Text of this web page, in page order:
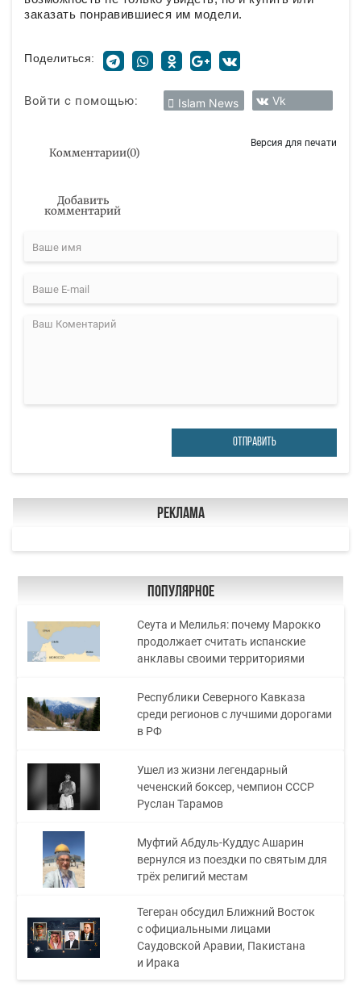
заказать понравившиеся им модели.
Поделиться:
Войти с помощью: Islam News Vk
Комментарии(0)
Версия для печати
Добавить
комментарий
ОТПРАВИТЬ
Реклама
Популярное
Сеута и Мелилья: почему Марокко
продолжает считать испанские
анклавы своими территориями
Республики Северного Кавказа
среди регионов с лучшими дорогами
в РФ
Ушел из жизни легендарный
чеченский боксер, чемпион СССР
Руслан Тарамов
Муфтий Абдуль-Куддус Ашарин
вернулся из поездки по святым для
трёх религий местам
Тегеран обсудил Ближний Восток
с официальными лицами
Саудовской Аравии, Пакистана
и Ирака